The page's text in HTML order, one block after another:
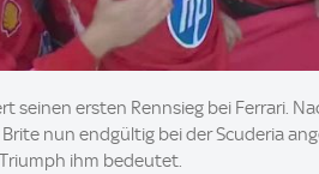
seinen ersten Rennsieg bei Ferrari.
nun endgültig bei der Scuderia
ihm bedeutet.